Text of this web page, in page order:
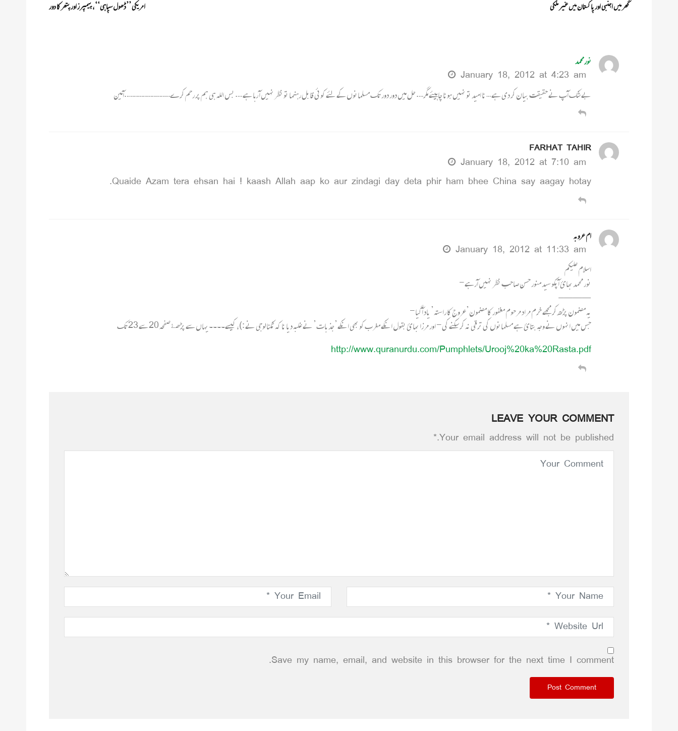
امریکی ’’ڈھول سپاہی‘‘، پیمپرز اور پتھر کا دور گھر میں اجنبی اور پاکستان میں غیر ملکی
نورمحمد
January 18, 2012 at 4:23 am
بے شک آپ نے حقیقت بیان کر دی ہے … نا امید تو نہیں ہونا چاہیئے مگر…. حل میں دور دور تک مسلمانوں کے لئے کوئی قابل رہنما تو نظر نہیں آ رہا ہے …. بس اللہ ہی ہم پر رحم کرے………………………..آمین
FARHAT TAHIR
January 18, 2012 at 7:10 am
Quaide Azam tera ehsan hai ! kaash Allah aap ko aur zindagi day deta phir ham bhee China say aagay hotay.
ام عروبہ
January 18, 2012 at 11:33 am
اسلام علیکم
نور محمد بھائ آپکو سید منور حسن صاحب نظر نہیں آرہے-
———–
یہ مضمون پڑھ کر مجھے خرم مراد مرحوم مغفور کا مضمون’عروج کا راستہ’ یاد آگیا-
جس میں انہوں نے وجہ بتائ ہے مسلمانوں کی ترقی نہ کر سکنے کی- اور مرزا بھائ بقول انکے مغرب کو بھی انکے’جذبات’ نے غلبہ دیا نا کہ ٹکنالوجی نے :)، کیسے۔۔۔۔ یہاں سے پڑھۓ صفحہ 20 سے 23 تک
http://www.quranurdu.com/Pumphlets/Urooj%20ka%20Rasta.pdf
LEAVE YOUR COMMENT
Your email address will not be published.*
Save my name, email, and website in this browser for the next time I comment.